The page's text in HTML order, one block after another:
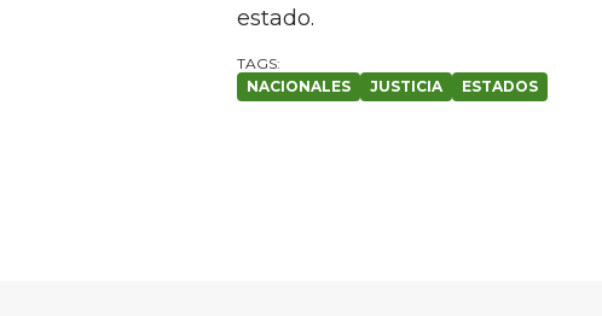
estado.
NACIONALES JUSTICIA ESTADOS